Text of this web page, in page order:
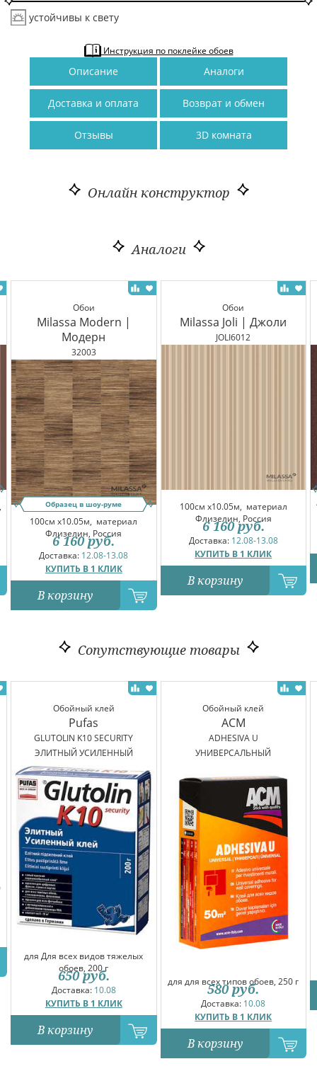
устойчивы к свету
Инструкция по поклейке обоев
Описание Аналоги
Доставка и оплата Возврат и обмен
Отзывы 3D комната
Онлайн конструктор
Аналоги
Обои
Milassa Modern |
Модерн
32003
Образец в шоу-руме
100см x10.05м, материал
Флизелин, Россия
Доставка: 12.08-13.08
КУПИТЬ В 1 КЛИК
6 160 руб.
В корзину
Обои
Milassa Joli | Джоли
JOLI6012
100см x10.05м, материал
Флизелин, Россия
Доставка: 12.08-13.08
КУПИТЬ В 1 КЛИК
6 160 руб.
В корзину
Сопутствующие товары
Обойный клей
Pufas
GLUTOLIN K10 SECURITY
ЭЛИТНЫЙ УСИЛЕННЫЙ
для Для всех видов тяжелых
обоев, 200 г
Доставка: 10.08
КУПИТЬ В 1 КЛИК
650 руб.
В корзину
Обойный клей
ACM
ADHESIVA U
УНИВЕРСАЛЬНЫЙ
для для всех типов обоев, 250 г
Доставка: 10.08
КУПИТЬ В 1 КЛИК
580 руб.
В корзину